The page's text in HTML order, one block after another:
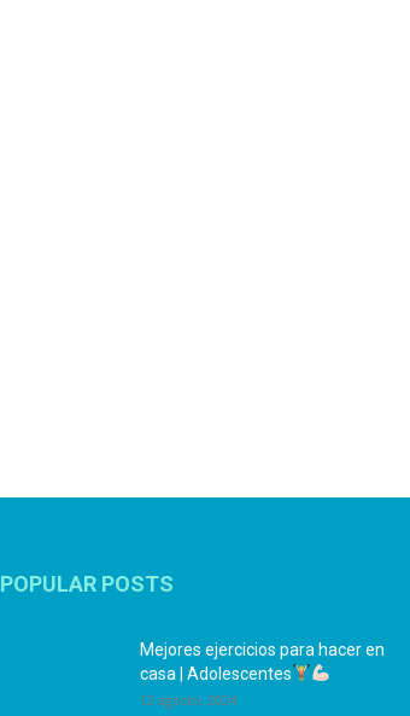
POPULAR POSTS
Mejores ejercicios para hacer en
casa | Adolescentes
12 agosto, 2024